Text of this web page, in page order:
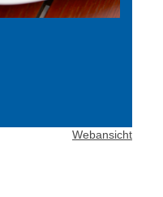
Webansicht